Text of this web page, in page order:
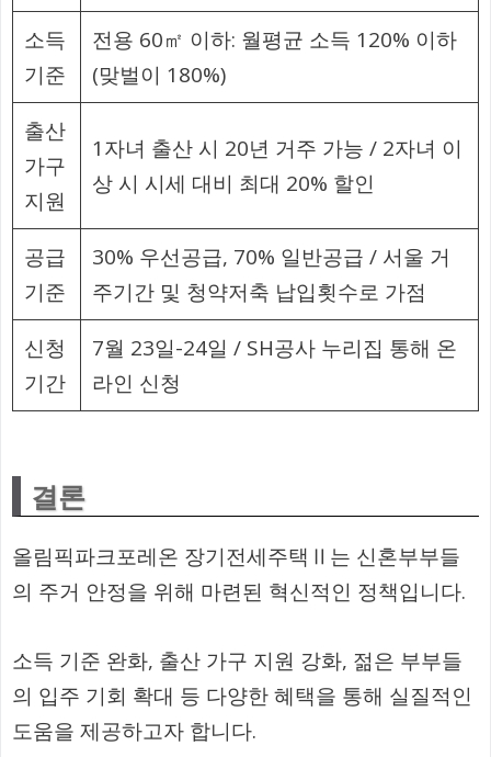
소득
기준
전용 60㎡ 이하: 월평균 소득 120% 이하
(맞벌이 180%)
출산
가구
지원
1자녀 출산 시 20년 거주 가능 / 2자녀 이
상 시 시세 대비 최대 20% 할인
공급
기준
30% 우선공급, 70% 일반공급 / 서울 거
주기간 및 청약저축 납입횟수로 가점
신청
기간
7월 23일-24일 / SH공사 누리집 통해 온
라인 신청
결론
올림픽파크포레온 장기전세주택Ⅱ는 신혼부부들
의 주거 안정을 위해 마련된 혁신적인 정책입니다.
소득 기준 완화, 출산 가구 지원 강화, 젊은 부부들
의 입주 기회 확대 등 다양한 혜택을 통해 실질적인
도움을 제공하고자 합니다.